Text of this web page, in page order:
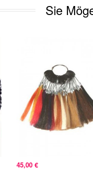
Sie
45,00 €